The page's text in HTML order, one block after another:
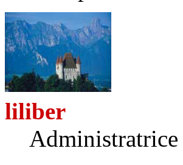
liliber
Administratrice